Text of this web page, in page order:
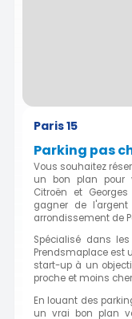
Paris 15
Parking pas
Vous souhaitez
un bon plan pour
Citroën et
gagner de
arrondissement de
Spécialisé dans
Prendsmaplace est
start-up à un
proche et moins
En louant des
un vrai bon plan